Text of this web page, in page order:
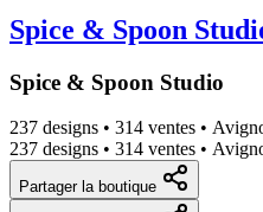
Spice & Spoon
Spice & Spoon Studio
237 designs • 314 ventes •
237 designs • 314 ventes •
Partager la boutique